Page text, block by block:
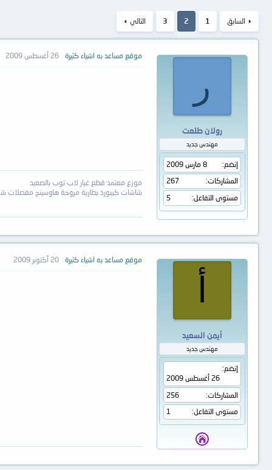
السابق 1
2
3 التالي
ر
رولان طلعت
مهندس جديد
إنضم
8 مارس 2009
المشاركات
267
مستوى التفاعل
5
موقع مساعد به اشياء كثيرة 26 أغسطس 2009
موزع معتمد قطع غيار لاب توب بالصعيد
شاشات كيبورد بطارية مروحة هاوسينج مفصلات
أيمن السعيد
مهندس جديد
إنضم
26 أغسطس 2009
المشاركات
256
مستوى التفاعل
1
موقع مساعد به اشياء كثيرة 20 أكتوبر 2009